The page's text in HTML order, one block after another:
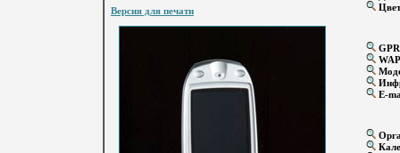
Версия для печати
WAP
E-